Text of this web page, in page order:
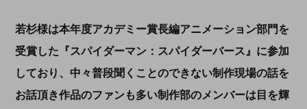
若杉様は本年度アカデミー賞長編アニメーション部門を
受賞した『スパイダーマン：スパイダーバース』に参加
しており、中々普段聞くことのできない制作現場の話を
お話頂き作品のファンも多い制作部のメンバーは目を輝